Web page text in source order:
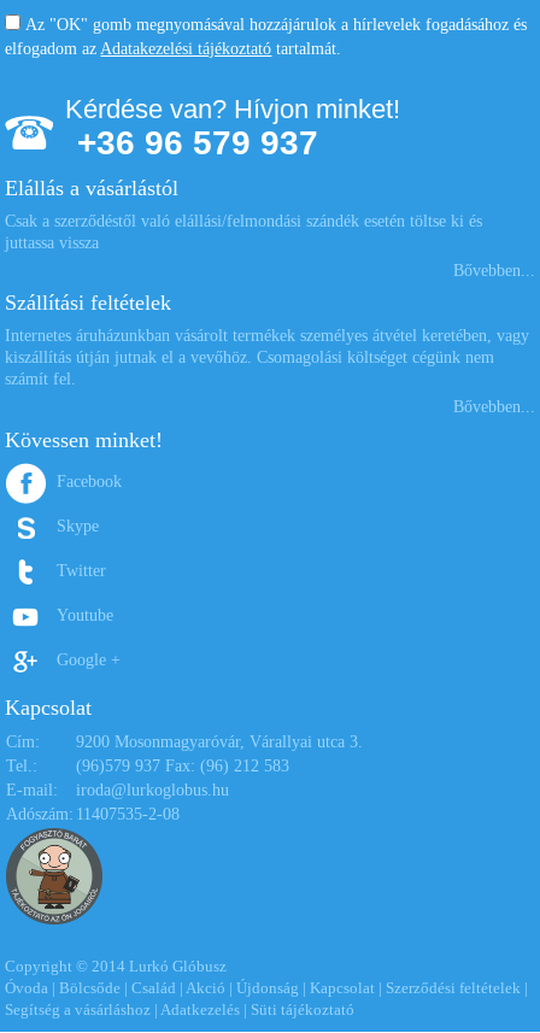
Az "OK" gomb megnyomásával hozzájárulok a hírlevelek fogadásához és
elfogadom az Adatakezelési tájékoztató tartalmát.
Kérdése van? Hívjon minket!
+36 96 579 937
Elállás a vásárlástól
Csak a szerződéstől való elállási/felmondási szándék esetén töltse ki és
juttassa vissza
Bővebben...
Szállítási feltételek
Internetes áruházunkban vásárolt termékek személyes átvétel keretében, vagy
kiszállítás útján jutnak el a vevőhöz. Csomagolási költséget cégünk nem
számít fel.
Bővebben...
Kövessen minket!
Facebook
Skype
Twitter
Youtube
Google +
Kapcsolat
Cím:
9200 Mosonmagyaróvár, Várallyai utca 3.
Tel.:
(96)579 937 Fax: (96) 212 583
E-mail:
iroda@lurkoglobus.hu
Adószám: 11407535-2-08
Copyright © 2014 Lurkó Glóbusz
Óvoda |Bölcsőde |Család | Akció |Újdonság |Kapcsolat | Szerződési feltételek |
Segítség a vásárláshoz | Adatkezelés | Süti tájékoztató